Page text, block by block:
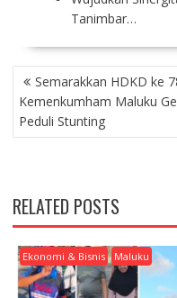
Tanimbar…
P
O
S
T
V
I
G
A
T
Semarakkan HDKD ke
Kemenkumham Maluku
Peduli Stunting
RELATED POSTS
Ekonomi & Bisnis Maluku